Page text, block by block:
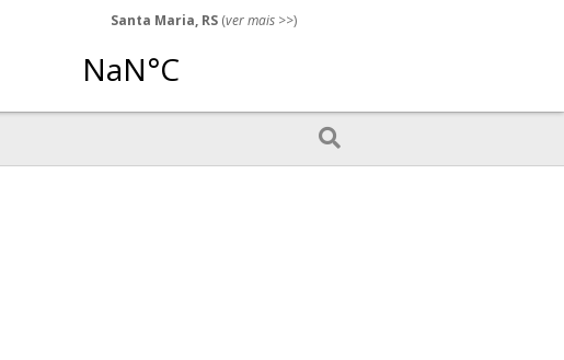
Santa Maria, RS (ver mais >>)